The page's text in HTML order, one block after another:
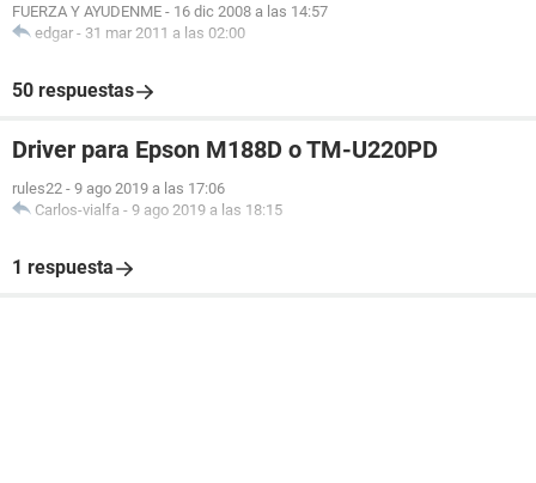
FUERZA Y AYUDENME - 16 dic 2008 a las 14:57
edgar - 31 mar 2011 a las 02:00
50 respuestas
Driver para Epson M188D o TM-U220PD
rules22 - 9 ago 2019 a las 17:06
Carlos-vialfa - 9 ago 2019 a las 18:15
1 respuesta